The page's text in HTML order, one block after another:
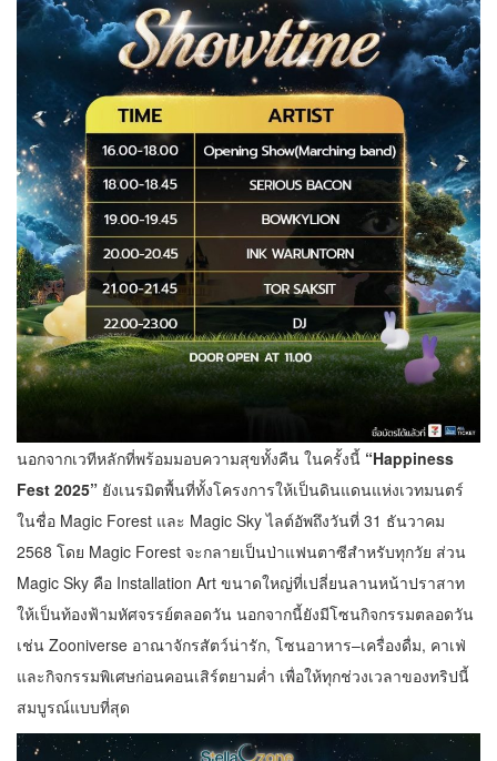
นอกจากเวทีหลักที่พร้อมมอบความสุขทั้งคืน ในครั้งนี้ “Happiness
Fest 2025” ยังเนรมิตพื้นที่ทั้งโครงการให้เป็นดินแดนแห่งเวทมนตร์
ในชื่อ Magic Forest และ Magic Sky ไลต์อัพถึงวันที่ 31 ธันวาคม
2568 โดย Magic Forest จะกลายเป็นป่าแฟนตาซีสำหรับทุกวัย ส่วน
Magic Sky คือ Installation Art ขนาดใหญ่ที่เปลี่ยนลานหน้าปราสาท
ให้เป็นท้องฟ้ามหัศจรรย์ตลอดวัน นอกจากนี้ยังมีโซนกิจกรรมตลอดวัน
เช่น Zooniverse อาณาจักรสัตว์น่ารัก, โซนอาหาร–เครื่องดื่ม, คาเฟ่
และกิจกรรมพิเศษก่อนคอนเสิร์ตยามค่ำ เพื่อให้ทุกช่วงเวลาของทริปนี้
สมบูรณ์แบบที่สุด